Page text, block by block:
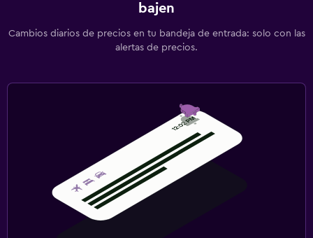
bajen
Cambios diarios de precios en tu bandeja de entrada: solo con las
alertas de precios.